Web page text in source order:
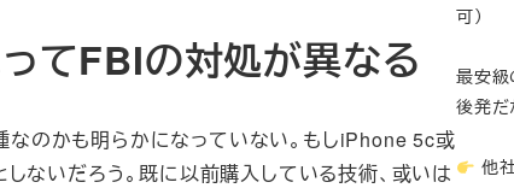
てFBIの対処が異なる
のかも明らかになっていない。もしiPhone 5c或
ないだろう。既に以前購入している技術、或いは
可）
最安
後発だ
他